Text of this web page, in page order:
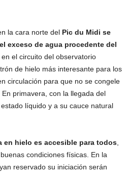
la cara norte del Pic du Midi se
exceso de agua procedente del
en el circuito del observatorio
de hielo más interesante para los
circulación para que no se congele
primavera, con la llegada del
líquido y a su cauce natural
en hielo es accesible para todos
condiciones físicas. En la
reservado su iniciación serán